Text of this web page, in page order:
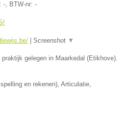
-, BTW-nr: -
Screenshot ▼
gelegen in Maarkedal (Etikhove).
en rekenen), Articulatie,